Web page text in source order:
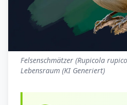
Felsenschmätzer (Rupicola
Lebensraum (KI Generiert)